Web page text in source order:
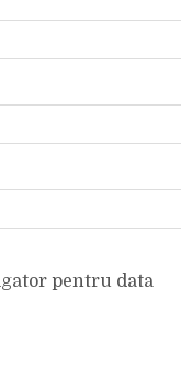
pentru data